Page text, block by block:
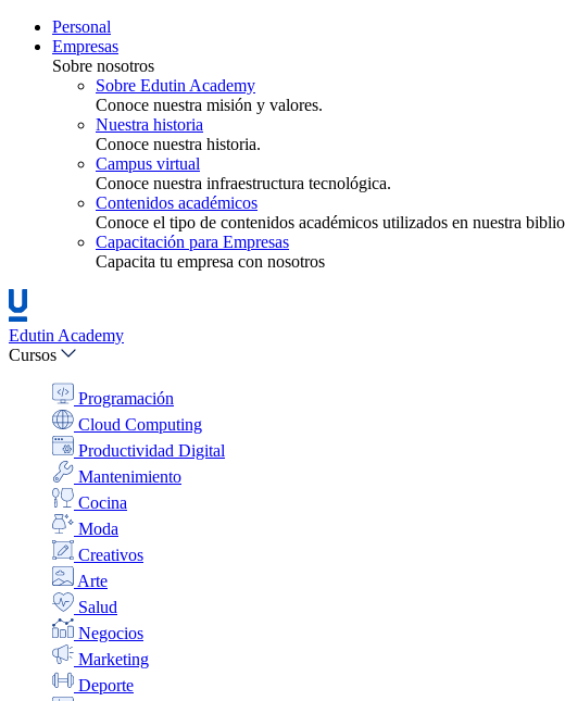
Personal
Empresas
Sobre nosotros
Sobre Edutin Academy
Conoce nuestra misión y valores.
Nuestra historia
Conoce nuestra historia.
Campus virtual
Conoce nuestra infraestructura tecnológica.
Contenidos académicos
Conoce el tipo de contenidos académicos utilizados en nuestra
Capacitación para Empresas
Capacita tu empresa con nosotros
Edutin Academy
Cursos
Programación
Cloud Computing
Productividad Digital
Mantenimiento
Cocina
Moda
Creativos
Arte
Salud
Negocios
Marketing
Deporte